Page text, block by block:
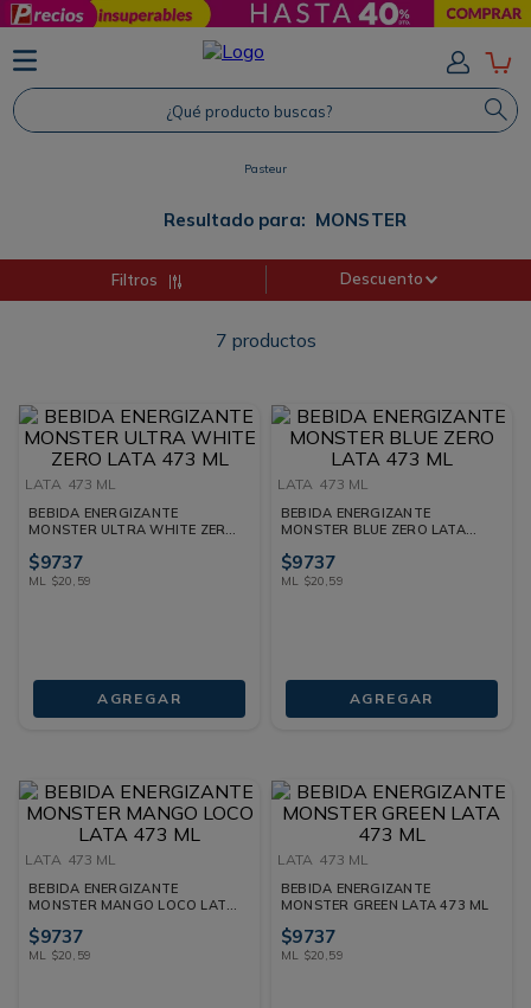
¿Qué producto buscas?
Pasteur
Resultado para: MONSTER
Filtros Descuento
7 productos
LATA 473 ML
BEBIDA ENERGIZANTE
MONSTER ULTRA WHITE ZERO
$9737
ML $20 59
AGREGAR
LATA 473 ML
BEBIDA ENERGIZANTE
MONSTER BLUE ZERO LATA
$9737
ML $20 59
AGREGAR
LATA 473 ML
BEBIDA ENERGIZANTE
MONSTER MANGO LOCO LATA
$9737
ML $20, 59
LATA 473 ML
BEBIDA ENERGIZANTE
MONSTER GREEN LATA 473 ML
$9737
ML $20,59
TÉRMINOS MÁS BUSCADOS
1. Protector Solar
2. Proteina